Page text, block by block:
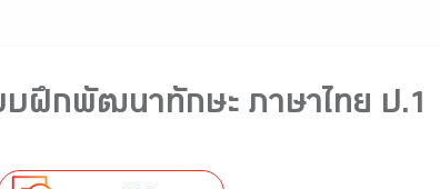
ฝึกพัฒนาทักษะ ภาษาไทย ป.1